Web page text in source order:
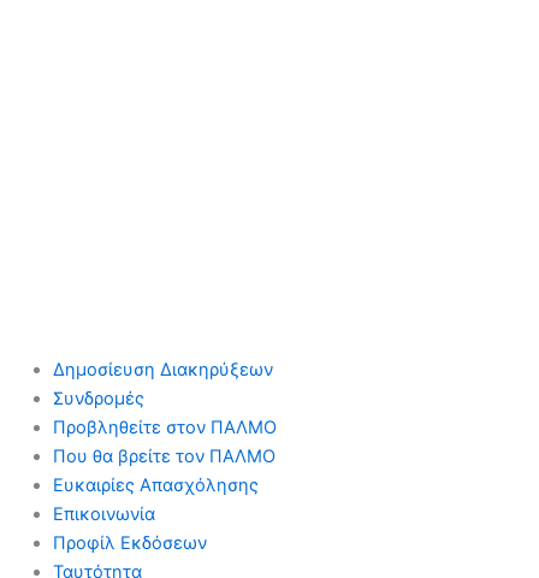
Δημοσίευση Διακηρύξεων
Συνδρομές
Προβληθείτε στον ΠΑΛΜΟ
Που θα βρείτε τον ΠΑΛΜΟ
Ευκαιρίες Απασχόλησης
Επικοινωνία
Προφίλ Εκδόσεων
Ταυτότητα